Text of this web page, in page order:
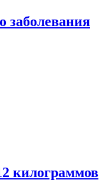
заболевания
килограммов